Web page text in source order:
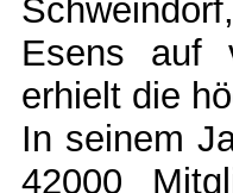
Esens auf
erhielt die
In seinem
42000